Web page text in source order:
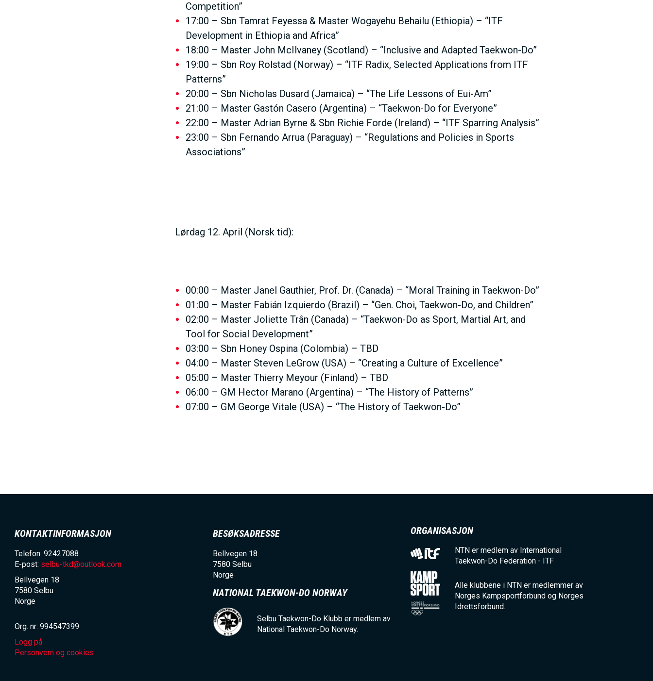
Competition”
17:00 – Sbn Tamrat Feyessa & Master Wogayehu Behailu (Ethiopia) – “ITF
Development in Ethiopia and Africa”
18:00 – Master John McIlvaney (Scotland) – “Inclusive and Adapted Taekwon-Do”
19:00 – Sbn Roy Rolstad (Norway) – “ITF Radix, Selected Applications from ITF
Patterns”
20:00 – Sbn Nicholas Dusard (Jamaica) – “The Life Lessons of Eui-Am”
21:00 – Master Gastón Casero (Argentina) – “Taekwon-Do for Everyone”
22:00 – Master Adrian Byrne & Sbn Richie Forde (Ireland) – “ITF Sparring Analysis”
23:00 – Sbn Fernando Arrua (Paraguay) – “Regulations and Policies in Sports
Associations”
Lørdag 12. April (Norsk tid):
00:00 – Master Janel Gauthier, Prof. Dr. (Canada) – “Moral Training in Taekwon-Do”
01:00 – Master Fabián Izquierdo (Brazil) – “Gen. Choi, Taekwon-Do, and Children”
02:00 – Master Joliette Trân (Canada) – “Taekwon-Do as Sport, Martial Art, and
Tool for Social Development”
03:00 – Sbn Honey Ospina (Colombia) – TBD
04:00 – Master Steven LeGrow (USA) – “Creating a Culture of Excellence”
05:00 – Master Thierry Meyour (Finland) – TBD
06:00 – GM Hector Marano (Argentina) – “The History of Patterns”
07:00 – GM George Vitale (USA) – “The History of Taekwon-Do”
KONTAKTINFORMASJON
Telefon: 92427088
E-post: selbu-tkd@outlook.com
Bellvegen 18
7580 Selbu
Norge
Org. nr: 994547399
Logg på
Personvern og cookies
BESØKSADRESSE
Bellvegen 18
7580 Selbu
Norge
NATIONAL TAEKWON-DO NORWAY
Selbu Taekwon-Do Klubb er medlem av
National Taekwon-Do Norway.
ORGANISASJON
NTN er medlem av International
Taekwon-Do Federation - ITF
Alle klubbene i NTN er medlemmer av
Norges Kampsportforbund og Norges
Idrettsforbund.